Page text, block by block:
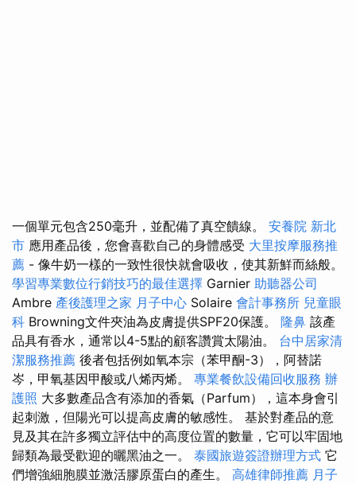
一個單元包含250毫升，並配備了真空饋線。 安養院 新北
市 應用產品後，您會喜歡自己的身體感受 大里按摩服務推
薦 - 像牛奶一樣的一致性很快就會吸收，使其新鮮而絲般。
學習專業數位行銷技巧的最佳選擇 Garnier 助聽器公司
Ambre 產後護理之家 月子中心 Solaire 會計事務所 兒童眼
科 Browning文件夾油為皮膚提供SPF20保護。 隆鼻 該產
品具有香水，通常以4-5點的顧客讚賞太陽油。 台中居家清
潔服務推薦 後者包括例如氧本宗（苯甲酮-3），阿替諾
岑，甲氧基因甲酸或八烯丙烯。 專業餐飲設備回收服務 辦
護照 大多數產品含有添加的香氣（Parfum），這本身會引
起刺激，但陽光可以提高皮膚的敏感性。 基於對產品的意
見及其在許多獨立評估中的高度位置的數量，它可以牢固地
歸類為最受歡迎的曬黑油之一。 泰國旅遊簽證辦理方式 它
們增強細胞膜並激活膠原蛋白的產生。 高雄律師推薦 月子